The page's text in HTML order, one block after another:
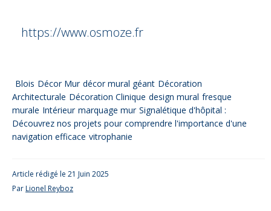
https://www.osmoze.fr
Blois Décor Mur décor mural géant Décoration
Architecturale Décoration Clinique design mural fresque
murale Intérieur marquage mur Signalétique d'hôpital :
Découvrez nos projets pour comprendre l'importance d'une
navigation efficace vitrophanie
Article rédigé le 21 Juin 2025
ParLionel Reyboz